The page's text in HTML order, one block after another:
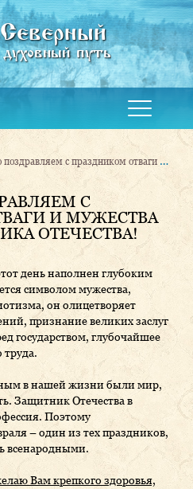
Северный
духовный путь
Сердечно поздравляем с праздником отваги и мужества – Днём защитника Отечества!
С
И МУЖЕСТВА
ОТЕЧЕСТВА!
день наполнен глубоким
символом мужества,
он олицетворяет
признание великих заслуг
государством, глубочайшее
в нашей жизни были мир,
Защитник Отечества в
Поэтому
– один из тех праздников,
всенародными.
Вам крепкого здоровья,